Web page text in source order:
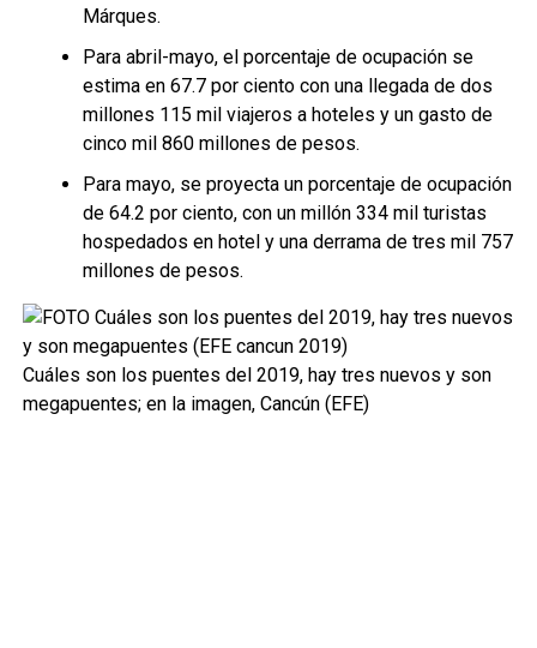
Márques.
Para abril-mayo, el porcentaje de ocupación se
estima en 67.7 por ciento con una llegada de dos
millones 115 mil viajeros a hoteles y un gasto de
cinco mil 860 millones de pesos.
Para mayo, se proyecta un porcentaje de ocupación
de 64.2 por ciento, con un millón 334 mil turistas
hospedados en hotel y una derrama de tres mil 757
millones de pesos.
Cuáles son los puentes del 2019, hay tres nuevos y son
megapuentes; en la imagen, Cancún (EFE)